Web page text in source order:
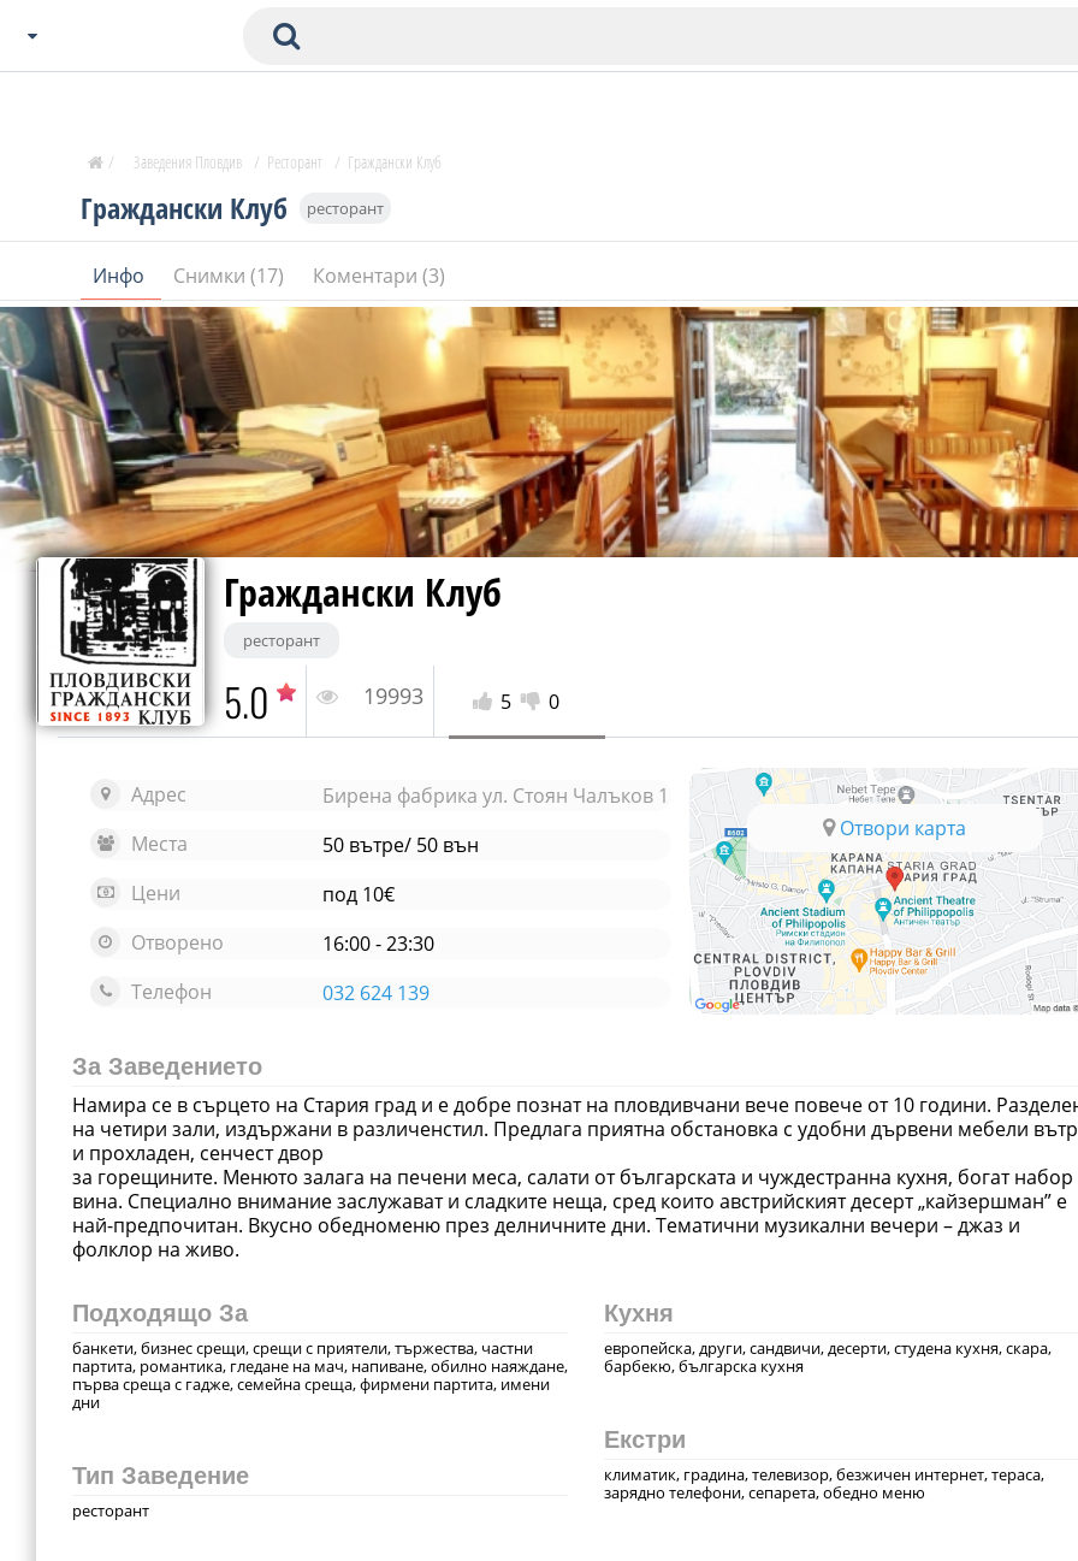
Пловдив
Бургас
В. Търново
Банско
Всички останали
СОФИЯ
Пловдив
В. Търново
Банско
Граждански Клуб ресторант
Инфо Снимки (17) Коментари (3)
/ Заведения Пловдив / Ресторант / Граждански Клуб
Граждански Клуб
ресторант
5.0 19993 5 0
Адрес
Бирена фабрика ул. Стоян Чалъков 1
Места
50 вътре/ 50 вън
Цени
под 10€
Отворено
16:00 - 23:30
Телефон
032 624 139
Отвори карта
За Заведението
Намира се в сърцето на Стария град и е добре познат на пловдивчани вече повече от 10 години.
на четири зали, издържани в различенстил. Предлага приятна обстановка с удобни дървени мебели
и прохладен, сенчест двор
за горещините. Менюто залага на печени меса, салати от българската и чуждестранна кухня, богат набор
вина. Специално внимание заслужават и сладките неща, сред които австрийският десерт „кайзершман” е
най-предпочитан. Вкусно обедноменю през делничните дни. Тематични музикални вечери – джаз и
фолклор на живо.
Подходящо За
банкети, бизнес срещи, срещи с приятели, тържества, частни
партита, романтика, гледане на мач, напиване, обилно наяждане,
първа среща с гадже, семейна среща, фирмени партита, имени
дни
Тип Заведение
ресторант
Кухня
европейска, други, сандвичи, десерти, студена кухня, скара,
барбекю, българска кухня
Екстри
климатик, градина, телевизор, безжичен интернет, тераса,
зарядно телефони, сепарета, обедно меню